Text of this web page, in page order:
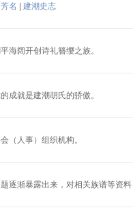
名
建潮史志
海阔开创诗礼簪缨之族。
成就是建潮胡氏的骄傲。
（人事）组织机构。
逐渐暴露出来，对相关族谱等资